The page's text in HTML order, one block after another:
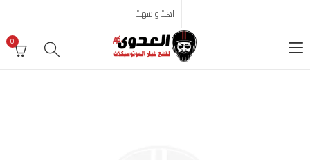
اهلاً و سهلاً
0